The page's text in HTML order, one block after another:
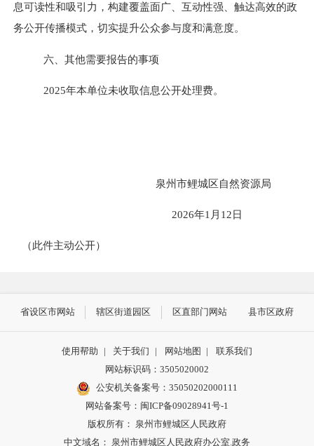
息可读性和吸引力，构建覆盖面广、互动性强、触达高效的政
务公开传播模式，切实提升公众参与度和满意度。
六、其他需要报告的事项
2025年本单位未收取信息公开处理费。
泉州市鲤城区自然资源局
2026年1 月 12日
（此件主动公开）
省设区市网站 辖区街道园区 区直部门网站 县市区政府
使用帮助 | 关于我们 | 网站地图 |
联系我们
网站标识码：3505020002
公安机关备案号：35050202000111
网站备案号：闽ICP备09028941号-1
版权所有： 泉州市鲤城区人民政府
中文域名： 泉州市鲤城区人民政府办公室.政务